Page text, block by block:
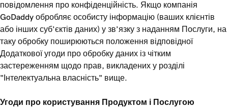
повідомлення про конфіденційність. Якщо компанія
GoDaddy обробляє особисту інформацію (ваших клієнтів
або інших суб’єктів даних) у зв’язку з наданням Послуги, на
таку обробку поширюються положення відповідної
Додаткової угоди про обробку даних із чітким
застереженням щодо прав, викладених у розділі
"Інтелектуальна власність" вище.
Угоди про користування Продуктом і Послугою